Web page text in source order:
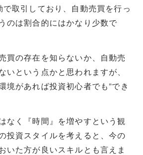
取引しており、自動売買を行っ
のは割合的にはかなり少数で
買の存在を知らないか、自動売
いという点かと思われますが、
境があれば投資初心者でも”でき
なく『時間』を増やすという観
投資スタイルを考えると、今の
いた方が良いスキルとも言えま